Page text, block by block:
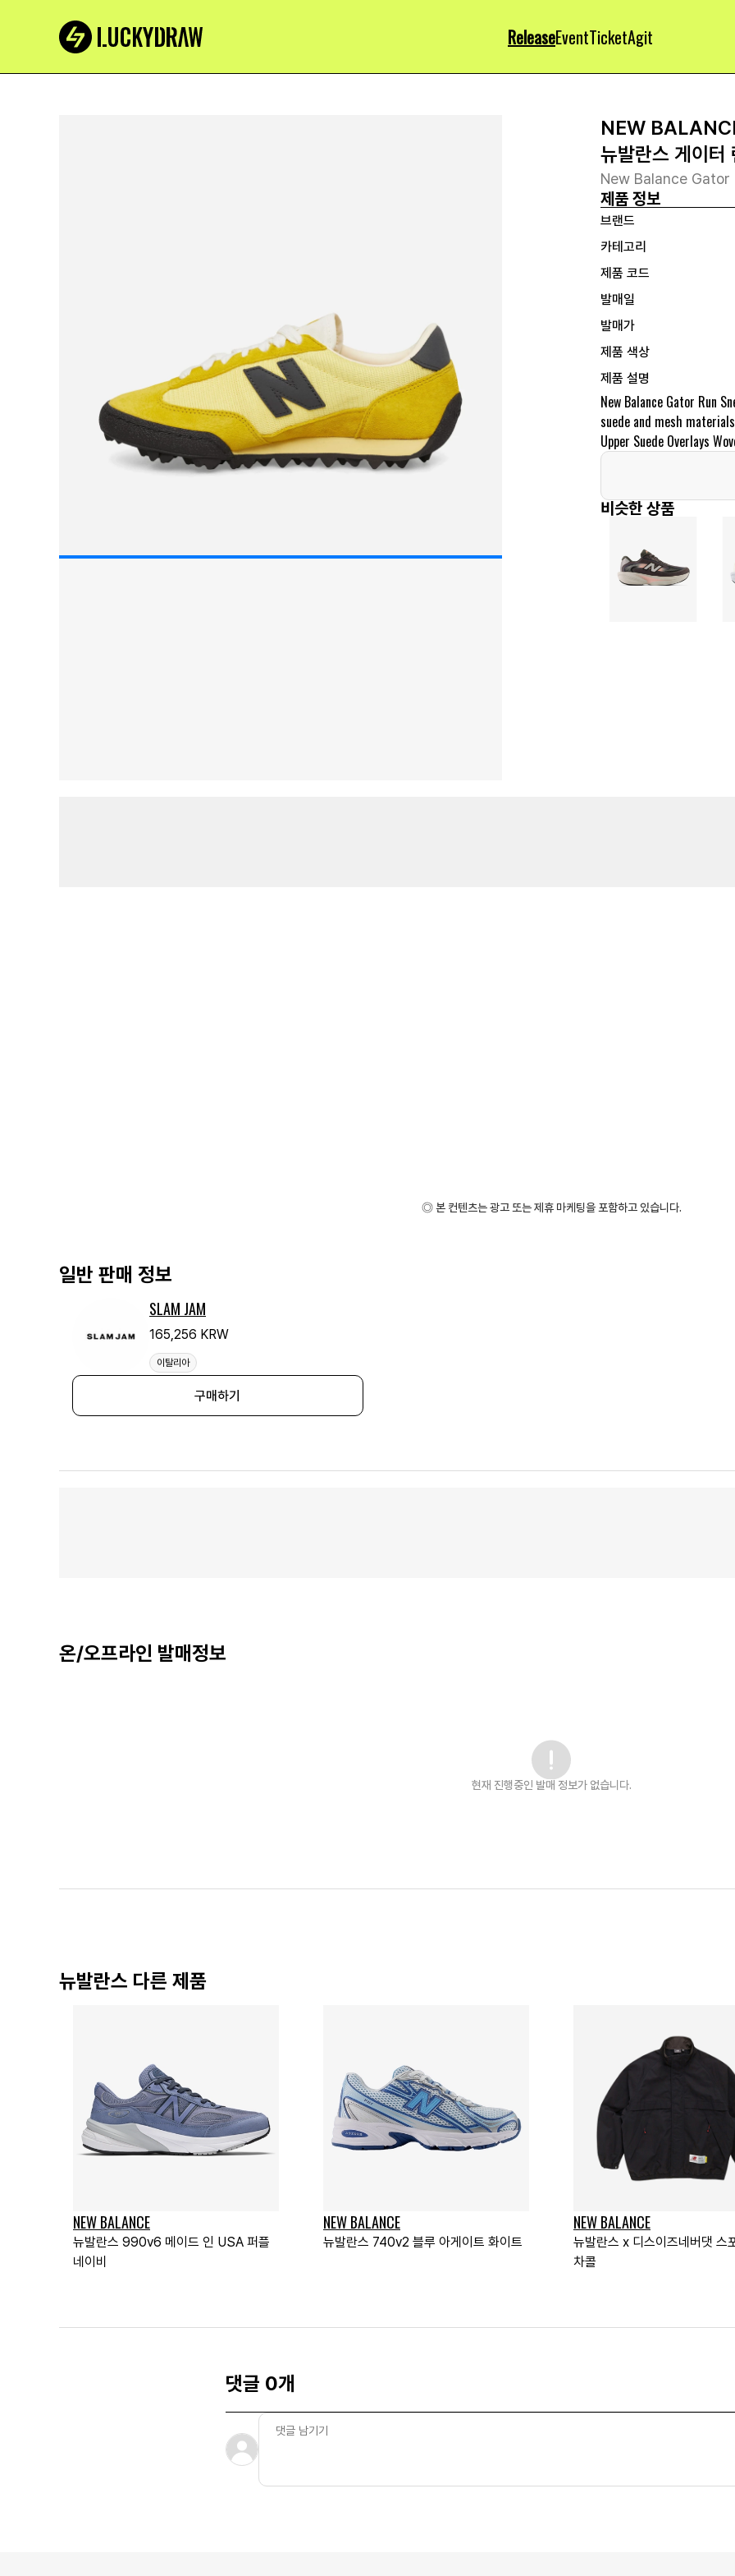
ReleaseEventTicketAgit
NEW
뉴발란스 게이터
New Balance Gator
제품 정보
브랜드
카테고리
제품 코드
발매일
발매가
제품 색상
제품 설명
New Balance Gator Run
suede and mesh
Upper Suede Overlays
비슷한 상품
◎ 본 컨텐츠는 광고 또는 제휴 마케팅을 포함하고 있습니다.
일반 판매 정보
SLAM JAM
165,256 KRW
이탈리아
구매하기
온/오프라인 발매정보
현재 진행중인 발매 정보가 없습니다.
뉴발란스 다른 제품
NEW BALANCE
뉴발란스 990v6 메이드 인 USA 퍼플
네이비
NEW BALANCE
뉴발란스 740v2 블루 아게이트 화이트
NEW BALANCE
뉴발란스 x 디스이즈네버댓 스
차콜
댓글 0개